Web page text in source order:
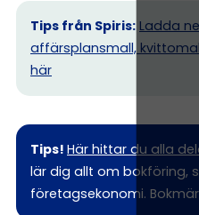
Tips från Spiris: Ladda
affärsplansmall,
här
Tips! Här hittar du alla
lär dig allt om bokföring,
företagsekonomi.